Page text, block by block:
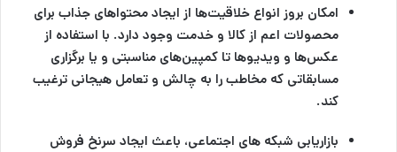
امکان بروز انواع خلاقیت‌ها از ایجاد محتواهای جذاب برای
محصولات اعم از کالا و خدمت وجود دارد. با استفاده از
عکس‌ها و ویدیوها تا کمپین‌های مناسبتی و یا برگزاری
مسابقاتی که مخاطب را به چالش و تعامل هیجانی ترغیب
کند.
بازاریابی شبکه های اجتماعی، باعث ایجاد سرنخ فروش